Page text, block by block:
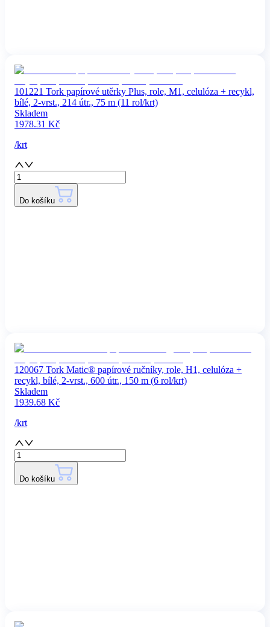
101221 Tork papírové utěrky Plus, role, M1, celulóza + recykl,
bílé, 2-vrst., 214 útr., 75 m (11 rol/krt)
Skladem
1978.31 Kč
/krt
Do košíku
120067 Tork Matic® papírové ručníky, role, H1, celulóza +
recykl, bílé, 2-vrst., 600 útr., 150 m (6 rol/krt)
Skladem
1939.68 Kč
/krt
Do košíku